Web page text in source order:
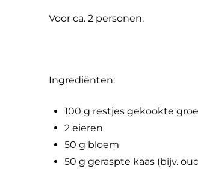
Voor ca. 2 personen.
Ingrediënten:
100 g restjes gekookte
2 eieren
50 g bloem
50 g geraspte kaas (bijv.